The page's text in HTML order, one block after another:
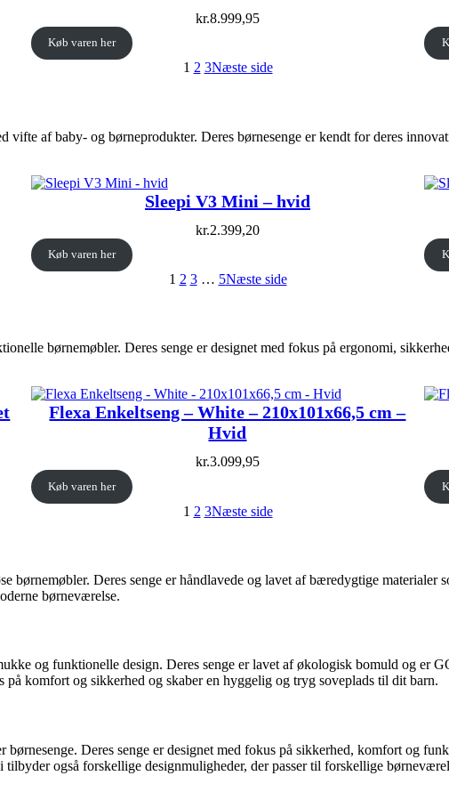
kr.8.999,95
Køb varen her
1 2 3Næste side
vifte af baby- og børneprodukter. Deres børnesenge er kendt for deres
Sleepi V3 Mini – hvid
kr.2.399,20
Køb varen her
1 2 3 … 5Næste side
børnemøbler. Deres senge er designet med fokus på ergonomi,
Flexa Enkeltseng – White – 210x101x66,5 cm –
Hvid
kr.3.099,95
Køb varen her
1 2 3Næste side
børnemøbler. Deres senge er håndlavede og lavet af bæredygtige materialer
børneværelse.
og funktionelle design. Deres senge er lavet af økologisk bomuld og er
på komfort og sikkerhed og skaber en hyggelig og tryg soveplads til dit barn.
Deres senge er designet med fokus på sikkerhed, komfort og
også forskellige designmuligheder, der passer til forskellige